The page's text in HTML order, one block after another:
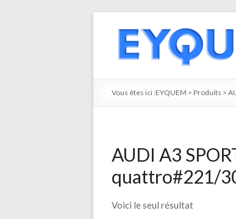
Vous êtes ici :EYQUEM > Produits >
AUDI A3
quattro#221/
Voici le seul résultat